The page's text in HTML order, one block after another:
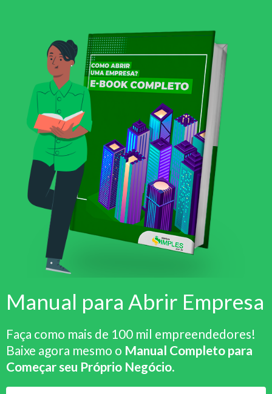
Manual para Abrir Empresa
Faça como mais de 100 mil empreendedores!
Baixe agora mesmo o Manual Completo para
Começar seu Próprio Negócio.